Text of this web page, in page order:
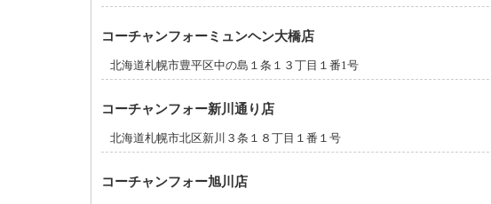
コーチャンフォーミュンヘン大橋店
北海道札幌市豊平区中の島１条１３丁目１番1号
コーチャンフォー新川通り店
北海道札幌市北区新川３条１８丁目１番１号
コーチャンフォー旭川店